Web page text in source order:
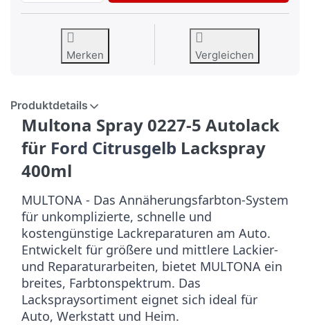
Merken Vergleichen
Produktdetails
Multona Spray 0227-5 Autolack
für Ford Citrusgelb Lackspray
400ml
MULTONA - Das Annäherungsfarbton-System
für unkomplizierte, schnelle und
kostengünstige Lackreparaturen am Auto.
Entwickelt für größere und mittlere Lackier-
und Reparaturarbeiten, bietet MULTONA ein
breites, Farbtonspektrum. Das
Lackspraysortiment eignet sich ideal für
Auto, Werkstatt und Heim.